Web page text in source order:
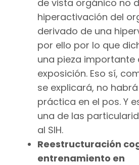
de vista orgánico no
hiperactivación del
derivado de una
por ello por lo que
una pieza importante
exposición. Eso sí,
se explicará, no
práctica en el pos. Y
una de las
al SIH.
Reestructuración
entrenamiento en